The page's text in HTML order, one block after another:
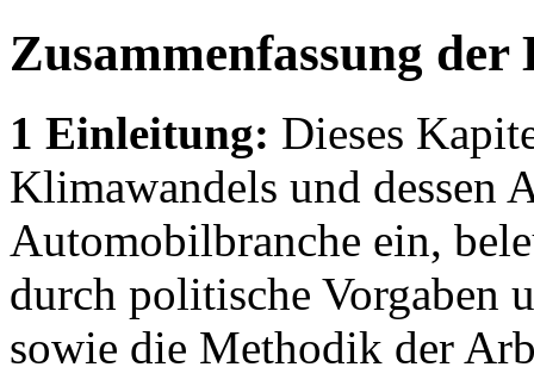
Zusammenfassung der
1 Einleitung: Dieses
Klimawandels und dessen
Automobilbranche ein,
durch politische Vorgaben
sowie die Methodik der